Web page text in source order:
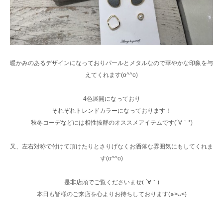
暖かみのあるデザインになっておりパールとメタルなので華やかな印象を与
えてくれます(o^^o)
4色展開になっており
それぞれトレンドカラーになっております！
秋冬コーデなどには相性抜群のオススメアイテムです(´∀｀*)
又、左右対称で付けて頂けたりとさりげなくお洒落な雰囲気にもしてくれま
す(o^^o)
是非店頭でご覧くださいませ( ´∀｀)
本日も皆様のご来店を心よりお待ちしております(๑˃̵ᴗ˂̵)